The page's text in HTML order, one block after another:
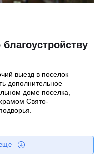
выезд в поселок
дополнительное
доме поселка,
Свято-